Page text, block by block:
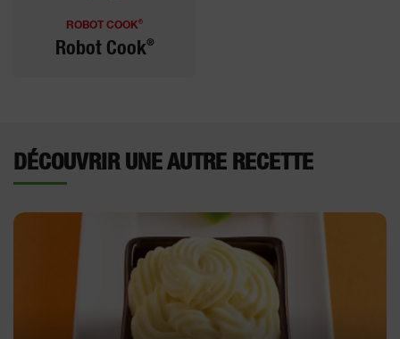
ROBOT COOK ®
Robot Cook®
DÉCOUVRIR UNE AUTRE RECETTE